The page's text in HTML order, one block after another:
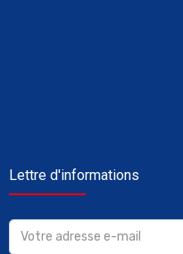
Lettre d'informations